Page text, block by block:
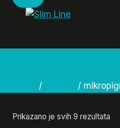
/ /
Prikazano je svih 9 rezultata